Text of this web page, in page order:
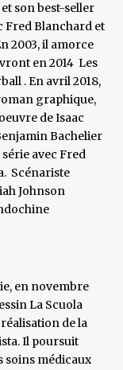
son best-seller
Fred Blanchard et
2003, il amorce
en 2014 Les
. En avril 2018,
graphique,
de Isaac
Bachelier
série avec Fred
Scénariste
Johnson
en novembre
La Scuola
de la
Il poursuit
soins médicaux